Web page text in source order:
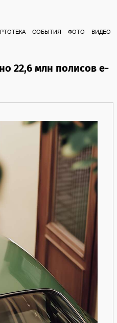
СОБЫТИЯ ФОТО ВИДЕО
22,6 млн полисов е-